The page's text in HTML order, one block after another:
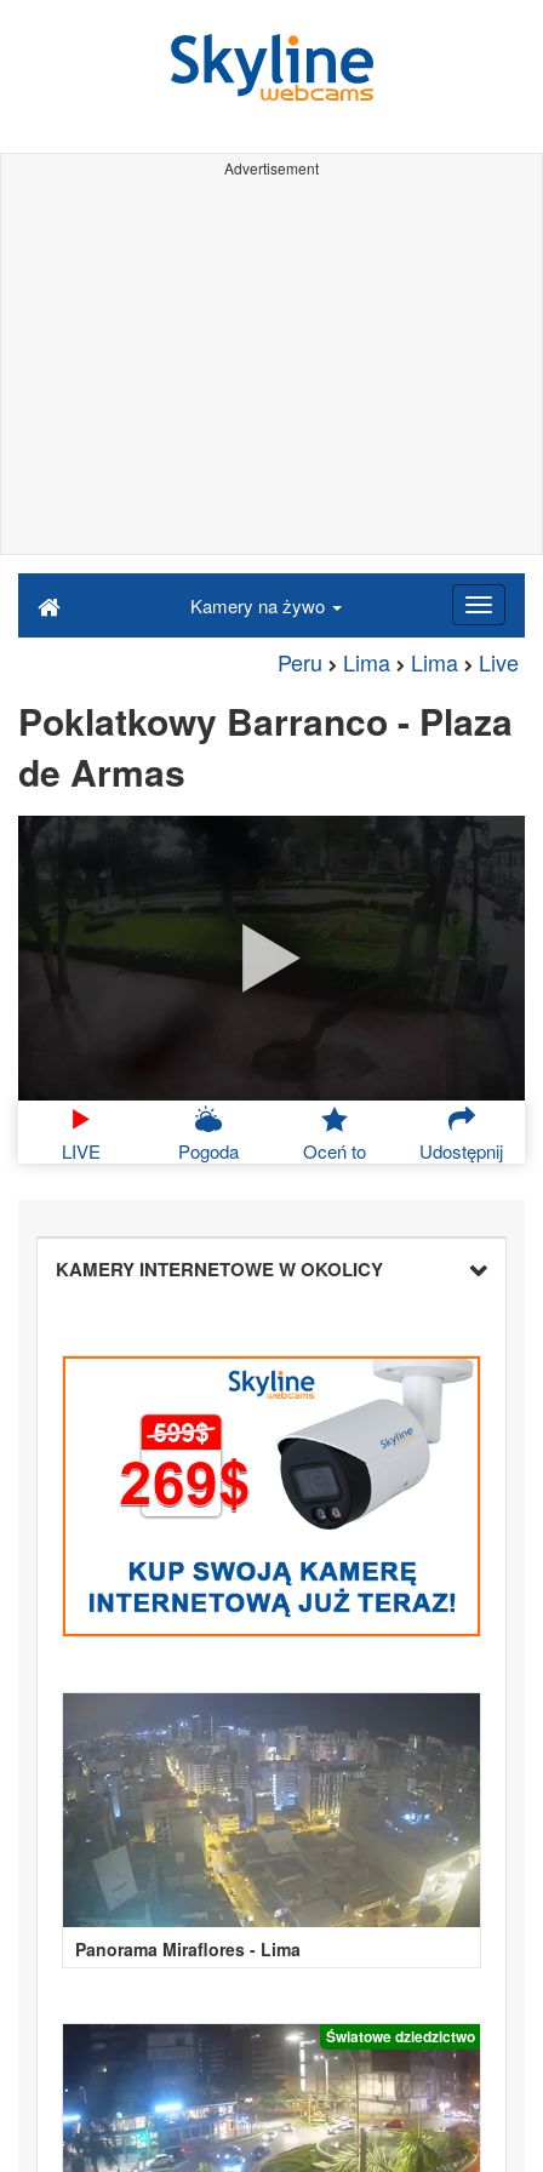
Advertisement
Kamery na żywo
Peru Lima Lima Live
Poklatkowy Barranco - Plaza
de Armas
LIVE Pogoda Oceń to Udostępnij
KAMERY INTERNETOWE W OKOLICY
Panorama Miraflores - Lima
Światowe dziedzictwo